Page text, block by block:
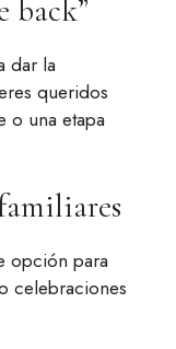
back”
dar la
queridos
o una etapa
opción para
celebraciones